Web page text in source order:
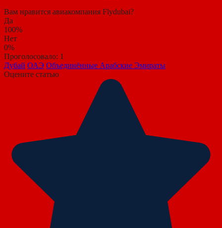
Вам нравится авиакомпания Flydubai?
Да
100%
Нет
0%
Проголосовало: 1
Дубай ОАЭ Объединённые Арабские Эмираты
Оцените статью